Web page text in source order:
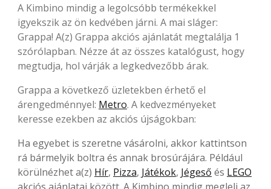
A Kimbino mindig a legolcsóbb termékekkel
igyekszik az ön kedvében járni. A mai sláger:
Grappa! A(z) Grappa akciós ajánlatát megtalálja 1
szórólapban. Nézze át az összes katalógust, hogy
megtudja, hol várják a legkedvezőbb árak.
Grappa a következő üzletekben érhető el
árengedménnyel: Metro. A kedvezményeket
keresse ezekben az akciós újságokban:
Ha egyebet is szeretne vásárolni, akkor kattintson
rá bármelyik boltra és annak brosúrájára. Például
körülnézhet a(z) Hír, Pizza, Játékok, Jégeső és LEGO